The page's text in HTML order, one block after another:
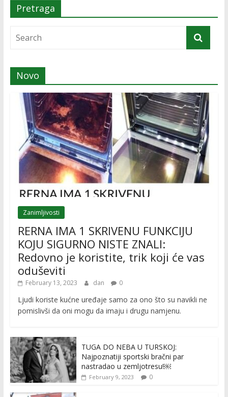
Pretraga
Novo
Zanimljivosti
RERNA IMA 1 SKRIVENU FUNKCIJU
KOJU SIGURNO NISTE ZNALI:
Redovno je koristite, trik koji će vas
oduševiti
February 13, 2023 dan 0
Ljudi koriste kućne uređaje samo za ono što su navikli ne
pomislivši da oni mogu da imaju i drugu namjenu.
TUGA DO NEBA U TURSKOJ:
Najpoznatiji sportski bračni par
nastradao u zemljotresu!￼
February 9, 2023 0